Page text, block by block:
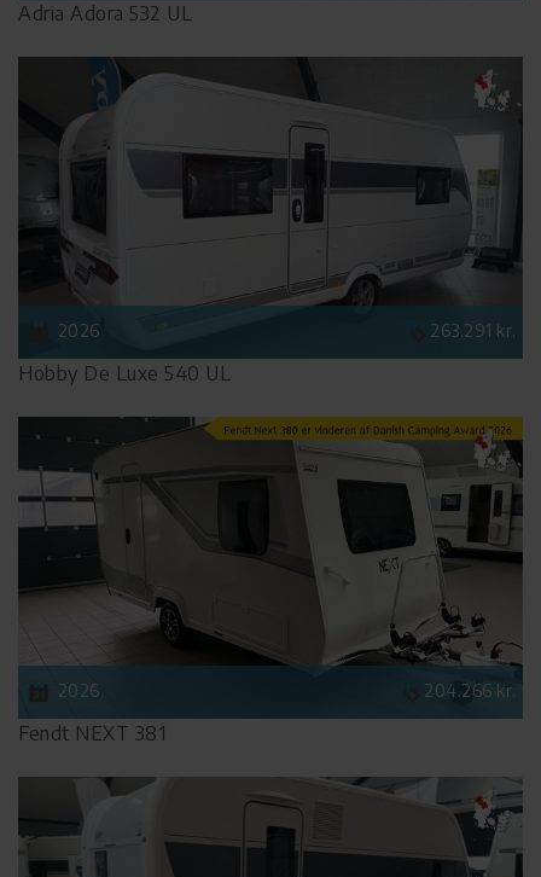
Adria Adora 532 UL
2026 263.291 kr.
Hobby De Luxe 540 UL
2026 204.266 kr.
Fendt NEXT 381